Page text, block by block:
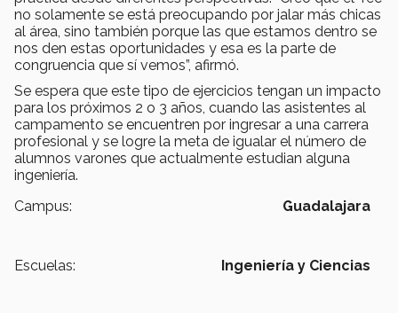
no solamente se está preocupando por jalar más chicas
al área, sino también porque las que estamos dentro se
nos den estas oportunidades y esa es la parte de
congruencia que sí vemos”, afirmó.
Se espera que este tipo de ejercicios tengan un impacto
para los próximos 2 o 3 años, cuando las asistentes al
campamento se encuentren por ingresar a una carrera
profesional y se logre la meta de igualar el número de
alumnos varones que actualmente estudian alguna
ingeniería.
Campus:
Guadalajara
Escuelas: Ingeniería y Ciencias